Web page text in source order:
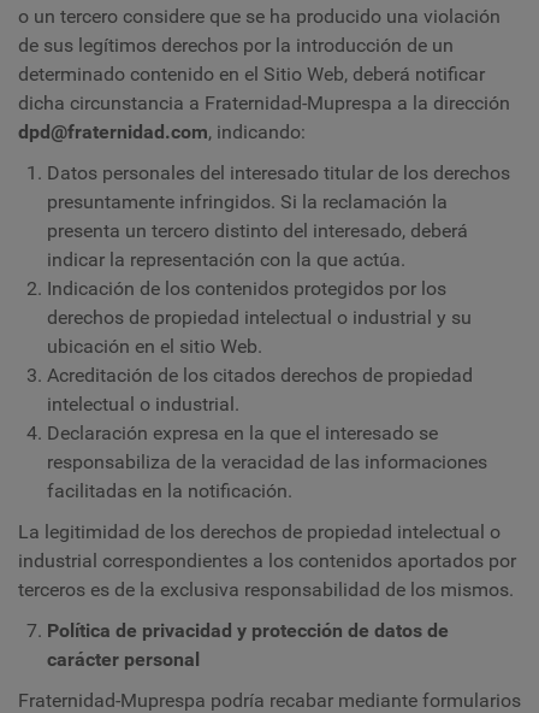
o un tercero considere que se ha producido una violación
de sus legítimos derechos por la introducción de un
determinado contenido en el Sitio Web, deberá notificar
dicha circunstancia a Fraternidad-Muprespa a la dirección
dpd@fraternidad.com, indicando:
Datos personales del interesado titular de los derechos
presuntamente infringidos. Si la reclamación la
presenta un tercero distinto del interesado, deberá
indicar la representación con la que actúa.
Indicación de los contenidos protegidos por los
derechos de propiedad intelectual o industrial y su
ubicación en el sitio Web.
Acreditación de los citados derechos de propiedad
intelectual o industrial.
Declaración expresa en la que el interesado se
responsabiliza de la veracidad de las informaciones
facilitadas en la notificación.
La legitimidad de los derechos de propiedad intelectual o
industrial correspondientes a los contenidos aportados por
terceros es de la exclusiva responsabilidad de los mismos.
Política de privacidad y protección de datos de
carácter personal
Fraternidad-Muprespa podría recabar mediante formularios